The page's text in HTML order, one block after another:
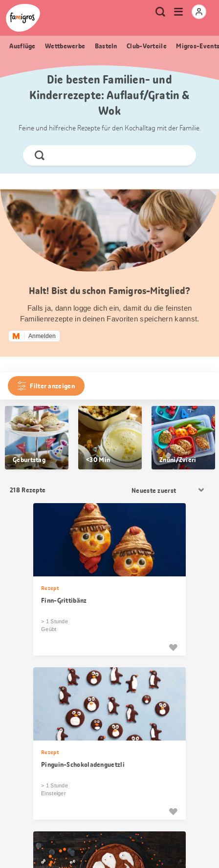
Sprungmarken
Navigation
Header
Logo
Meta
Navigation
Suche
Menu
öffnen
Ausflüge Wettbewerbe Basteln Club-Vorteile Migros-
Die besten Familien- und
Kinderrezepte: Auflauf/Gratin &
Wok
Feine und hilfreiche Rezepte für den Kochalltag mit der Familie.
Jetzt
Suchen
Halt! Bist du schon Famigros-Mitglied?
Falls ja, dann logge dich ein, damit du die feinsten
Familienrezepte in deinen Favoriten speichern kannst.
Anmelden
Filter anzeigen
Geburtstag <30 Min Znüni/Zvieri
218 Rezepte
Sortierung
Rezept
Finn-Grittibänz
> 1 Stunde
Geübt
Rezept
Pinguin-Schokoladenguetzli
> 1 Stunde
Einsteiger